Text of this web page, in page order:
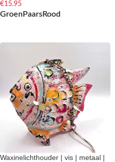
€15.95
Groen PaarsRood
Waxinelichthouder | vis | metaal |